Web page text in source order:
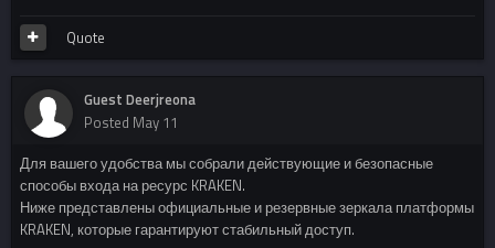
Quote
Guest Deerjreona
Posted May 11
Для вашего удобства мы собрали действующие и безопасные
способы входа на ресурс KRAKEN.
Ниже представлены официальные и резервные зеркала платформы
KRAKEN, которые гарантируют стабильный доступ.